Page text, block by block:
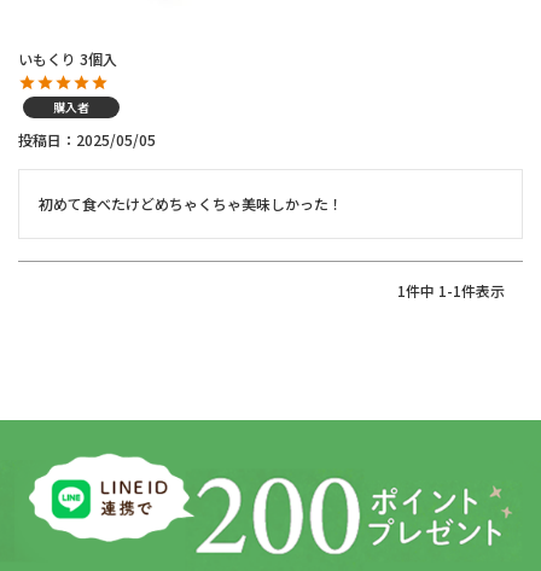
いもくり 3個入
購入者
投稿日 2025/05/05
初めて食べたけどめちゃくちゃ美味しかった！
1件中 1-1件表示